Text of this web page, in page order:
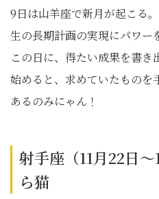
9日は山羊座で新月が起こる
生の長期計画の実現にパワー
この日に、得たい成果を書き
始めると、求めていたものを
あるのみにゃん！
射手座（11月22日
ら猫